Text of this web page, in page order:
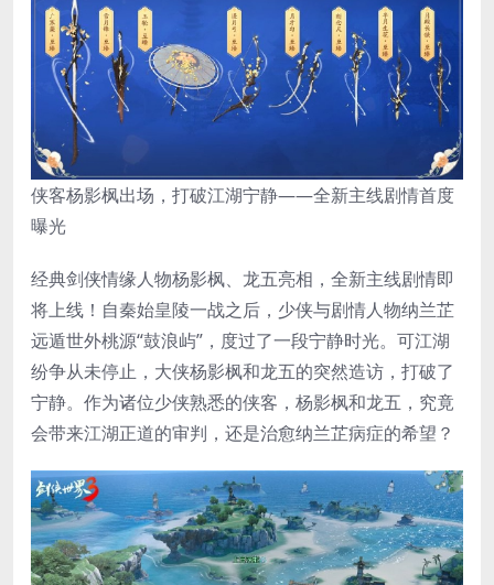
侠客杨影枫出场，打破江湖宁静——全新主线剧情首度
曝光
经典剑侠情缘人物杨影枫、龙五亮相，全新主线剧情即
将上线！自秦始皇陵一战之后，少侠与剧情人物纳兰芷
远遁世外桃源“鼓浪屿”，度过了一段宁静时光。可江湖
纷争从未停止，大侠杨影枫和龙五的突然造访，打破了
宁静。作为诸位少侠熟悉的侠客，杨影枫和龙五，究竟
会带来江湖正道的审判，还是治愈纳兰芷病症的希望？